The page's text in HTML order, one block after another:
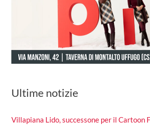
Ultime notizie
Villapiana Lido, successone per il Cartoon